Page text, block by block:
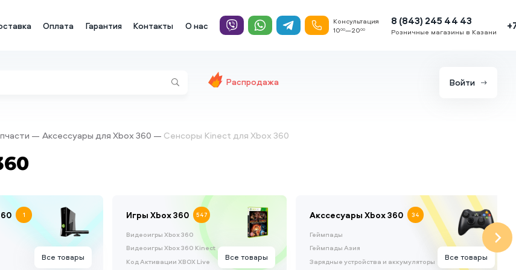
Оплата Гарантия Контакты О нас
Консультация
1000—2000
8 (843) 245 44 43
Розничные магазины в Казани
Распродажа Войти
Аксессуары для Xbox 360 Сенсоры Kinect для Xbox 360
1
Все товары
Игры Xbox 360 547
Видеоигры Xbox 360
Видеоигры Xbox 360 Kinect
Код Активации XBOX Live
Все товары
Акссесуары Xbox 360 34
Геймпады
Геймпады Азия
Зарядные устройства и аккумуляторы
Все товары